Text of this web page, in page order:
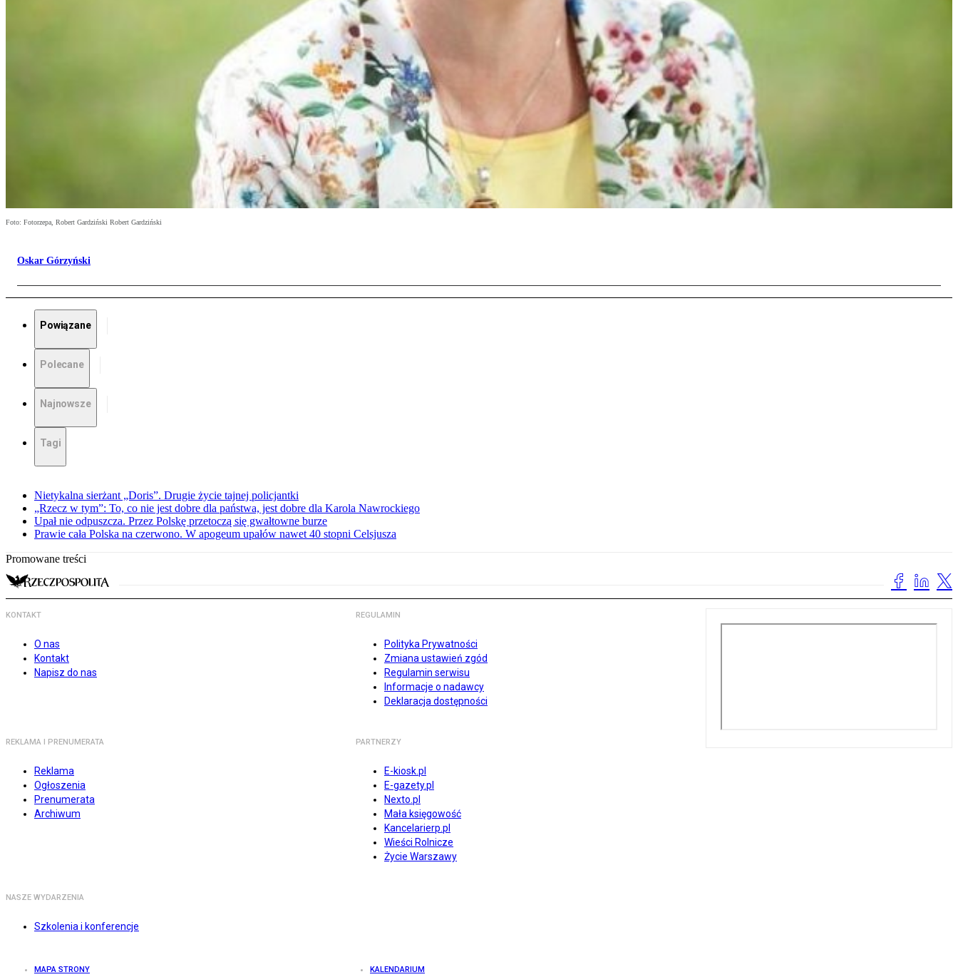
Foto: Fotorzepa, Robert Gardziński Robert Gardziński
Oskar Górzyński
Powiązane
Polecane
Najnowsze
Tagi
Nietykalna sierżant „Doris”. Drugie życie tajnej policjantki
„Rzecz w tym”: To, co nie jest dobre dla państwa, jest dobre dla Karola Nawrockiego
Upał nie odpuszcza. Przez Polskę przetoczą się gwałtowne burze
Prawie cała Polska na czerwono. W apogeum upałów nawet 40 stopni Celsjusza
Promowane treści
KONTAKT
O nas
Kontakt
Napisz do nas
REGULAMIN
Polityka Prywatności
Zmiana ustawień zgód
Regulamin serwisu
Informacje o nadawcy
Deklaracja dostępności
REKLAMA I PRENUMERATA
Reklama
Ogłoszenia
Prenumerata
Archiwum
PARTNERZY
E-kiosk.pl
E-gazety.pl
Nexto.pl
Mała księgowość
Kancelarierp.pl
Wieści Rolnicze
Życie Warszawy
NASZE WYDARZENIA
Szkolenia i konferencje
MAPA STRONY KALENDARIUM